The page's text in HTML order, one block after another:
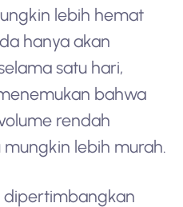
lebih hemat
hanya akan
satu hari,
bahwa
rendah
lebih murah.
dipertimbangkan